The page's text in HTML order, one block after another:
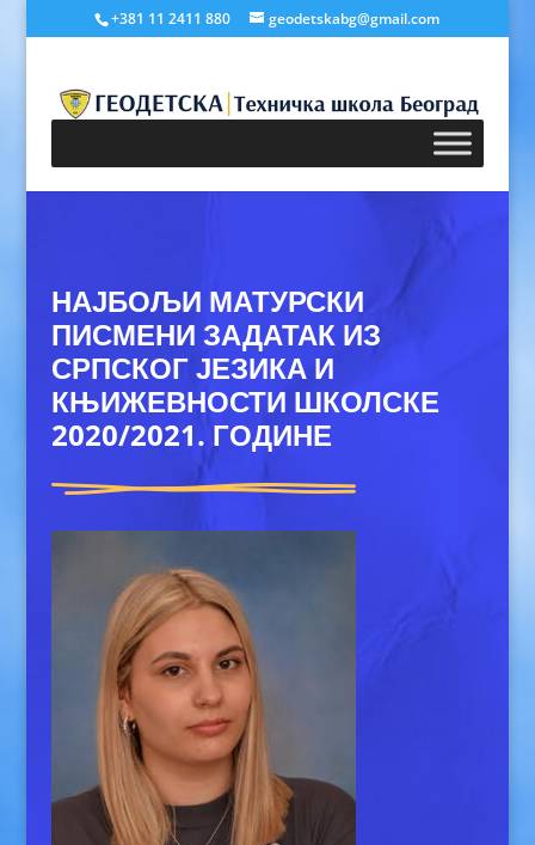
+381 11 2411 880 geodetskabg@gmail.com
НАЈБОЉИ МАТУРСКИ
ПИСМЕНИ ЗАДАТАК ИЗ
СРПСКОГ ЈЕЗИКА И
КЊИЖЕВНОСТИ ШКОЛСКЕ
2020/2021. ГОДИНЕ